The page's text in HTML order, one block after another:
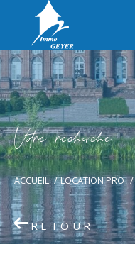
Vore recece
ACCUEIL LOCATION PRO
RETOUR